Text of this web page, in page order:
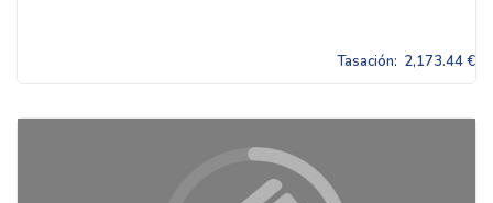
Tasación: 2,173.44 €